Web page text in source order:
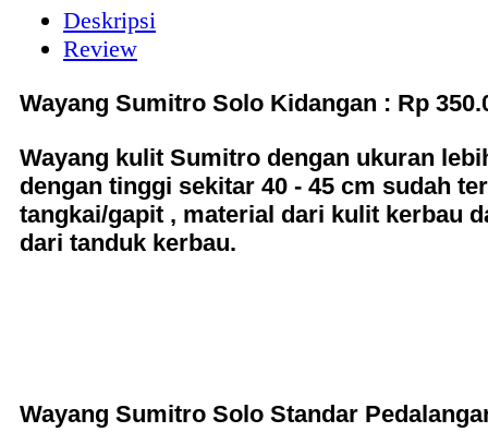
Deskripsi
Review
Wayang Sumitro Solo Kidangan : Rp
Wayang kulit Sumitro dengan ukuran
dengan tinggi sekitar 40 - 45 cm sudah
tangkai/gapit , material dari kulit kerbau
dari tanduk kerbau.
Wayang Sumitro Solo Standar